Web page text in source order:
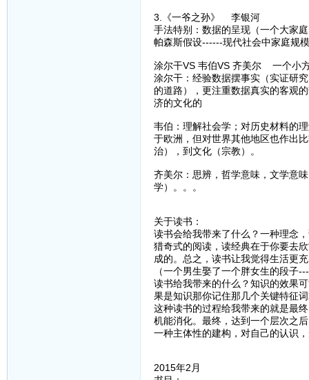
3.《一爷之孙》 李银河
手法特别：数据的呈现（一个大家
帕森斯假设------现代社会中家庭规
涂尔干VS 韦伯VS 齐美尔 一个小
涂尔干：经验数据摆事实（实证研
的道路），更注重数据真实的客观
济的文化的
韦伯：理解社会学；对历史材料的
于欧洲，但对世界其他地区也作出
治），到文化（宗教）。
齐美尔：思辨，哲学意味，文学意
学）。。。
关于读书：
读书会给我带来了什么？一种理念
猎奇式的阅读，读经典在于你要去
成的。总之，读书让我觉得生活更
（一个男生娶了一个胖女生的段子
读书给我带来的什么？知识的效果
果是知识那你记住那几个关键特征
这种读书的过程给我带来的就是最
机能消化。最终，达到一个层次之
一种主体性的建构，对自己的认识
2015年2月